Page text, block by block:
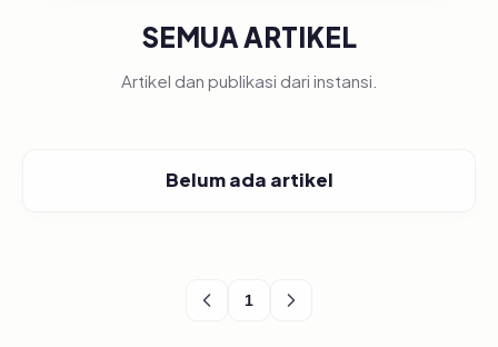
SEMUA ARTIKEL
Artikel dan publikasi dari instansi.
Belum ada artikel
1